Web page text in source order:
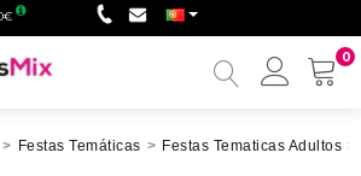
0
Minha
> Festas Temáticas > Festas Tematicas Adultos >